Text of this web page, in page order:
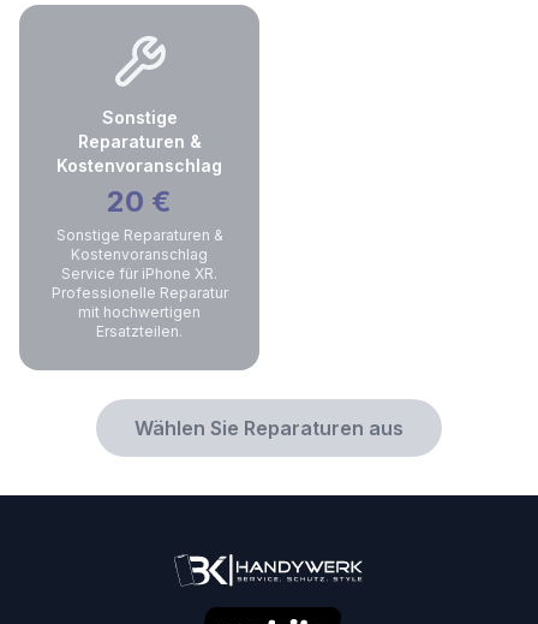
Sonstige
Reparaturen &
Kostenvoranschlag
20 €
Sonstige Reparaturen &
Kostenvoranschlag
Service für iPhone XR.
Professionelle Reparatur
mit hochwertigen
Ersatzteilen.
Wählen Sie Reparaturen aus